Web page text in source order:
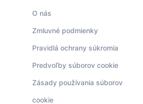
O nás
Zmluvné podmienky
Pravidlá ochrany súkromia
Predvoľby súborov cookie
Zásady používania súborov
cookie